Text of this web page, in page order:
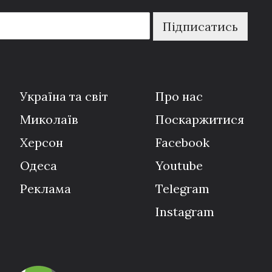
Підписатись
Україна та світ
Миколаїв
Херсон
Одеса
Реклама
Про нас
Поскаржитися
Facebook
Youtube
Telegram
Instagram